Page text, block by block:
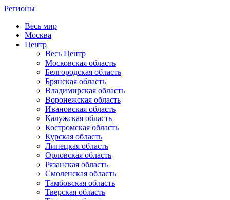
Регионы
Весь мир
Москва
Центр
Весь Центр
Московская область
Белгородская область
Брянская область
Владимирская область
Воронежская область
Ивановская область
Калужская область
Костромская область
Курская область
Липецкая область
Орловская область
Рязанская область
Смоленская область
Тамбовская область
Тверская область